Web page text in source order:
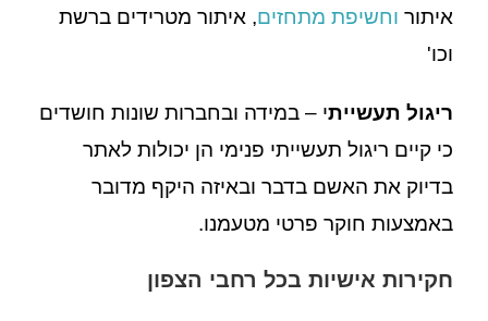
איתור וחשיפת מתחזים, איתור מטרידים ברשת
וכו'
ריגול תעשייתי – במידה ובחברות שונות חושדים
כי קיים ריגול תעשייתי פנימי הן יכולות לאתר
בדיוק את האשם בדבר ובאיזה היקף מדובר
באמצעות חוקר פרטי מטעמנו.
חקירות אישיות בכל רחבי הצפון